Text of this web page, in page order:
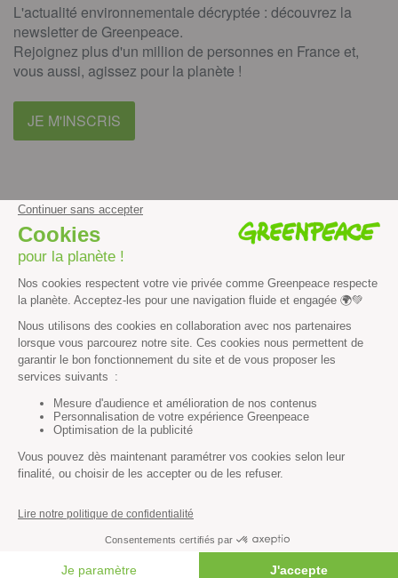
L'actualité environnementale décryptée : découvrez la
newsletter de Greenpeace.
Rejoignez plus d'un million de personnes en France et,
vous aussi, agissez pour la planète !
JE M'INSCRIS
instagramyoutube
Contenus et propriété intellectuelle
Mentions légales
Politique de confidentialité
Les autres sites de Greenpeace
dans le monde
Cliquez-ici pour modifier vos préférences en matière de cookies
Greenpeace
Tel : 01 80 96 96 96
© Greenpeace France 2026